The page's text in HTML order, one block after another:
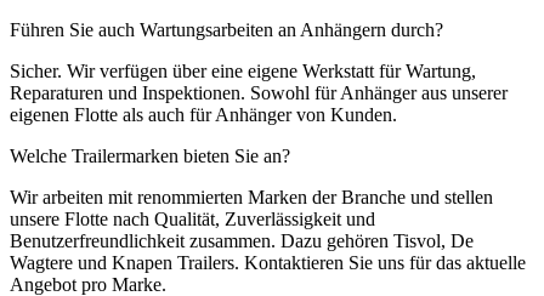
Führen Sie auch Wartungsarbeiten an Anhängern durch?
Sicher. Wir verfügen über eine eigene Werkstatt für Wartung,
Reparaturen und Inspektionen. Sowohl für Anhänger aus unserer
eigenen Flotte als auch für Anhänger von Kunden.
Welche Trailermarken bieten Sie an?
Wir arbeiten mit renommierten Marken der Branche und stellen
unsere Flotte nach Qualität, Zuverlässigkeit und
Benutzerfreundlichkeit zusammen. Dazu gehören Tisvol, De
Wagtere und Knapen Trailers. Kontaktieren Sie uns für das aktuelle
Angebot pro Marke.